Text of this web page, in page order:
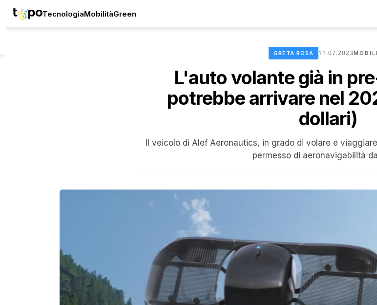
TecnologiaMobilitàGreen
GRETA ROSA 11.07.2023
L'auto volante già in
potrebbe arrivare nel
dollari)
Il veicolo di Alef Aeronautics, in grado di volare e
permesso di aeronavigabilità